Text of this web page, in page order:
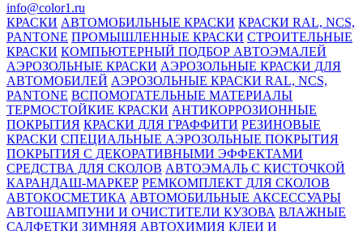
info@color1.ru
КРАСКИ АВТОМОБИЛЬНЫЕ КРАСКИ КРАСКИ RAL, NCS,
PANTONE ПРОМЫШЛЕННЫЕ КРАСКИ СТРОИТЕЛЬНЫЕ
КРАСКИ КОМПЬЮТЕРНЫЙ ПОДБОР АВТОЭМАЛЕЙ
АЭРОЗОЛЬНЫЕ КРАСКИ АЭРОЗОЛЬНЫЕ КРАСКИ ДЛЯ
АВТОМОБИЛЕЙ АЭРОЗОЛЬНЫЕ КРАСКИ RAL, NCS,
PANTONE ВСПОМОГАТЕЛЬНЫЕ МАТЕРИАЛЫ
ТЕРМОСТОЙКИЕ КРАСКИ АНТИКОРРОЗИОННЫЕ
ПОКРЫТИЯ КРАСКИ ДЛЯ ГРАФФИТИ РЕЗИНОВЫЕ
КРАСКИ СПЕЦИАЛЬНЫЕ АЭРОЗОЛЬНЫЕ ПОКРЫТИЯ
ПОКРЫТИЯ С ДЕКОРАТИВНЫМИ ЭФФЕКТАМИ
СРЕДСТВА ДЛЯ СКОЛОВ АВТОЭМАЛЬ С КИСТОЧКОЙ
КАРАНДАШ-МАРКЕР РЕМКОМПЛЕКТ ДЛЯ СКОЛОВ
АВТОКОСМЕТИКА АВТОМОБИЛЬНЫЕ АКСЕССУАРЫ
АВТОШАМПУНИ И ОЧИСТИТЕЛИ КУЗОВА ВЛАЖНЫЕ
САЛФЕТКИ ЗИМНЯЯ АВТОХИМИЯ КЛЕИ И